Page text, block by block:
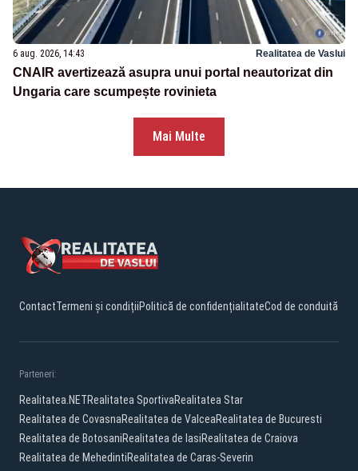
6 aug. 2026, 14:43 Realitatea de Vaslui
CNAIR avertizează asupra unui portal neautorizat din
Ungaria care scumpește rovinieta
Mai Multe
ContactTermeni și condițiiPolitică de confidențialitateCod de conduită
Parteneri:
Realitatea.NETRealitatea SportivaRealitatea Star
Realitatea de CovasnaRealitatea de ValceaRealitatea de Bucuresti
Realitatea de BotosaniRealitatea de IasiRealitatea de Craiova
Realitatea de MehedintiRealitatea de Caras-Severin